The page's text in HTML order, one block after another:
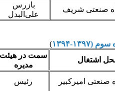
صنعتی شریف
بازرس
علی‌البدل
۱۳۹۴
)
اشتغال
سمت در هیئت
مدیره
صنعتی امیرکبیر
رئیس